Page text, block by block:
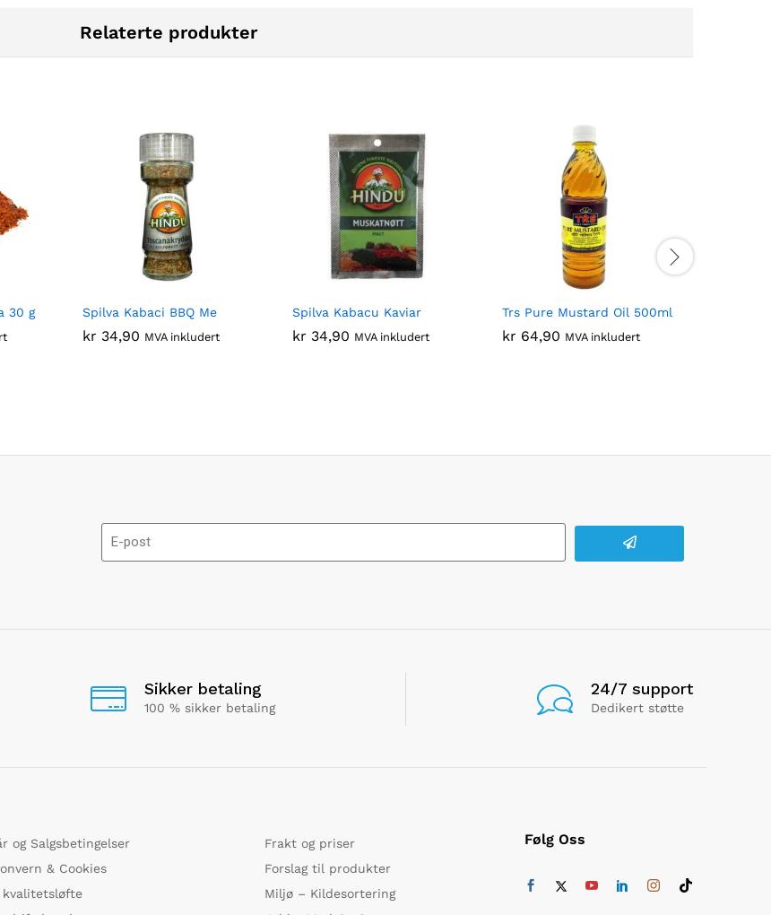
Relaterte produkter
30 g Spilva Kabaci BBQ Me
kr 34,90 MVA inkludert
Spilva Kabacu Kaviar
kr 34,90 MVA inkludert
Trs Pure Mustard Oil 500ml
kr 64,90 MVA inkludert
Sikker betaling
100 % sikker betaling
24/7 support
Dedikert støtte
og Salgsbetingelser
& Cookies
kvalitetsløfte
Frakt og priser
Forslag til produkter
Miljø – Kildesortering
Følg Oss